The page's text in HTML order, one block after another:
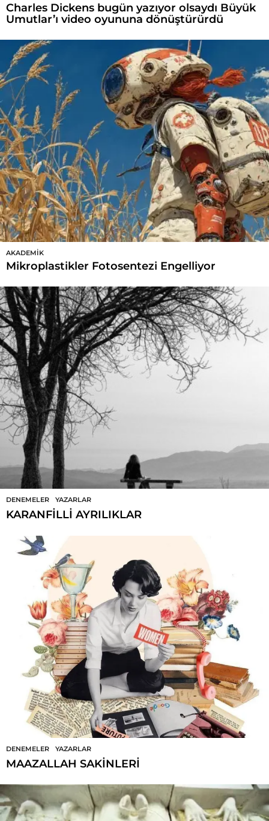
Charles Dickens bugün yazıyor olsaydı Büyük
Umutlar’ı video oyununa dönüştürürdü
AKADEMIK
Mikroplastikler Fotosentezi Engelliyor
DENEMELER ,YAZARLAR
KARANFİLLİ AYRILIKLAR
DENEMELER ,YAZARLAR
MAAZALLAH SAKİNLERİ